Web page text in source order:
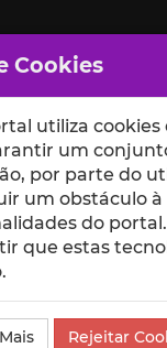
da Silva Ferreira
Cookies
utiliza
um
por parte do
um obstáculo à
do
que estas
Rejeitar